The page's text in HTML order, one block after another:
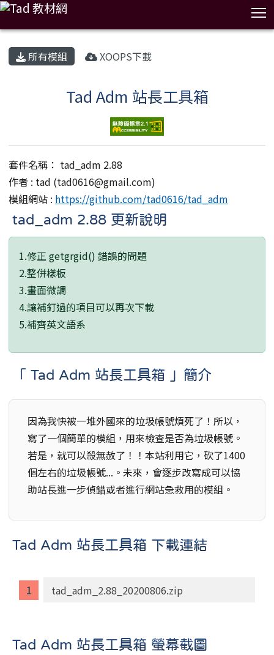
所有模組 XOOPS下載
Tad Adm 站長工具箱
套件名稱： tad_adm 2.88
作者 : tad (tad0616@gmail.com)
模組網站 : https://github.com/tad0616/tad_adm
tad_adm 2.88 更新說明
1.修正 getgrgid() 錯誤的問題
2.整併樣板
3.畫面微調
4.讓補釘過的項目可以再次下載
5.補齊英文語系
「 Tad Adm 站長工具箱 」簡介
因為我快被一堆外國來的垃圾帳號煩死了！所以，
寫了一個簡單的模組，用來檢查是否為垃圾帳號。
若是，就可以殺無赦了！！本站利用它，砍了1400
個左右的垃圾帳號...。未來，會逐步改寫成可以協
助站長進一步偵錯或者進行網站急救用的模組。
Tad Adm 站長工具箱 下載連結
tad_adm_2.88_20200806.zip
Tad Adm 站長工具箱 螢幕截圖